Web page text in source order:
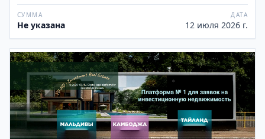
СУММА
Не указана
ДАТА
12 июля 2026 г.